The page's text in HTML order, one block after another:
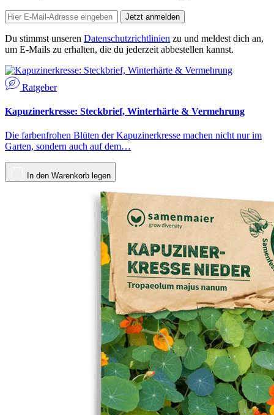
Jetzt anmelden
Du stimmst unseren Datenschutzrichtlinien zu und meldest dich an,
um E-Mails zu erhalten, die du jederzeit abbestellen kannst.
Ratgeber
Kapuzinerkresse: Steckbrief, Winterhärte & Vermehrung
Die farbenfrohen Blüten der Kapuzinerkresse machen nicht nur im
Garten, sondern auch auf dem…
In den Warenkorb legen